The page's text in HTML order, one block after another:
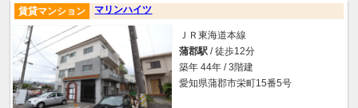
マリンハイツ
賃貸マンション
ＪＲ東海道本線
蒲郡駅 / 徒歩12分
築年 44年 / 3階建
愛知県蒲郡市栄町15番5号